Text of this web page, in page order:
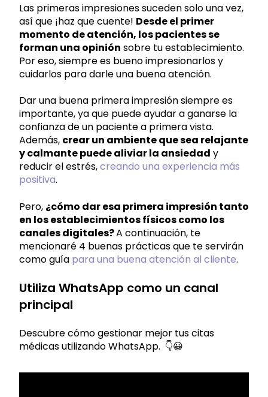
Las primeras impresiones suceden solo una vez,
así que ¡haz que cuente! Desde el primer
momento de atención, los pacientes se
forman una opinión sobre tu establecimiento.
Por eso, siempre es bueno impresionarlos y
cuidarlos para darle una buena atención.
Dar una buena primera impresión siempre es
importante, ya que puede ayudar a ganarse la
confianza de un paciente a primera vista.
Además, crear un ambiente que sea relajante
y calmante puede aliviar la ansiedad y
reducir el estrés,creando una experiencia más
positiva.
Pero, ¿cómo dar esa primera impresión tanto
en los establecimientos físicos como los
canales digitales?A continuación, te
mencionaré 4 buenas prácticas que te servirán
como guía para una buena atención al cliente.
Utiliza WhatsApp como un canal
principal
Descubre cómo gestionar mejor tus citas
médicas utilizando WhatsApp. 👇😀